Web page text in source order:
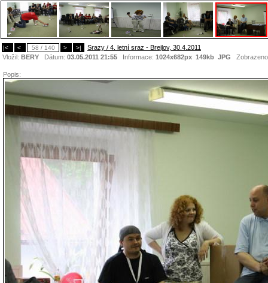
|< < 58 / 140 > >|
Srazy / 4. letní sraz - Brejlov, 30.4.2011
Vložil: BERY Dátum: 03.05.2011 21:55 Informace: 1024x682px 149kb JPG
Popis: